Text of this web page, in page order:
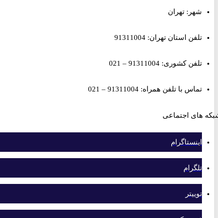
شهر: تهران
تلفن استان تهران: 91311004
تلفن کشوری: 91311004 – 021
تماس با تلفن همراه: 91311004 – 021
اجتماعی
اینستاگرام
تلگرام
توییتر